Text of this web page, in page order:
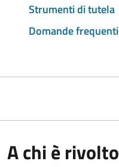
Strumenti di tutela
Domande frequenti
A chi è rivolto